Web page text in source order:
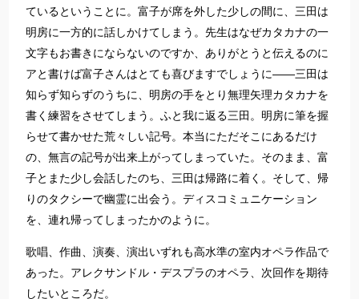
ているということに。富子が席を外した少しの間に、三田は
明房に一方的に話しかけてしまう。先生はなぜカタカナの一
文字もお書きにならないのですか、ありがとうと伝えるのに
アと書けば富子さんはとても喜びますでしょうに――三田は
知らず知らずのうちに、明房の手をとり無理矢理カタカナを
書く練習をさせてしまう。ふと我に返る三田。明房に筆を握
らせて書かせた荒々しい記号。本当にただそこにあるだけ
の、無言の記号が出来上がってしまっていた。そのまま、富
子とまた少し会話したのち、三田は帰路に着く。そして、帰
りのタクシーで幽霊に出会う。ディスコミュニケーション
を、連れ帰ってしまったかのように。
歌唱、作曲、演奏、演出いずれも高水準の室内オペラ作品で
あった。アレクサンドル・デスプラのオペラ、次回作を期待
したいところだ。